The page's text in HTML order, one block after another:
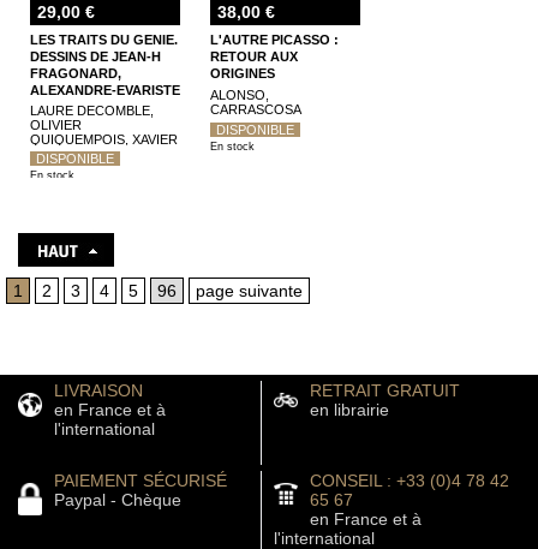
29,00 €
LES TRAITS DU GENIE.
DESSINS DE JEAN-H
FRAGONARD,
ALEXANDRE-EVARISTE
FRAGONARD ET
MARGUERITE GERARD
LAURE DECOMBLE,
OLIVIER
QUIQUEMPOIS, XAVIER
SALMON
DISPONIBLE
En stock
38,00 €
L'AUTRE PICASSO :
RETOUR AUX
ORIGINES
ALONSO,
CARRASCOSA
DISPONIBLE
En stock
1 2 3 4 5 96 page suivante
LIVRAISON
en France et à
l'international
RETRAIT GRATUIT
en librairie
PAIEMENT SÉCURISÉ
Paypal - Chèque
CONSEIL : +33 (0)4 78 42
65 67
en France et à
l'international